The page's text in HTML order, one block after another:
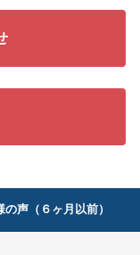
の声（６ヶ月以前）